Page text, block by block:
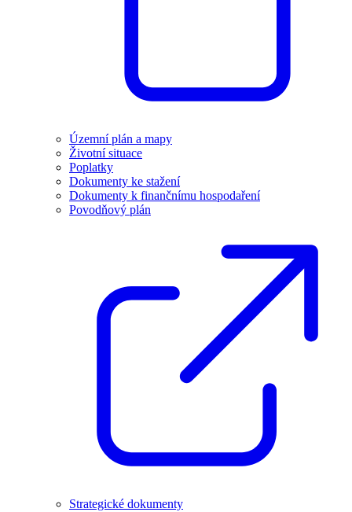
Územní plán a mapy
Životní situace
Poplatky
Dokumenty ke stažení
Dokumenty k finančnímu hospodaření
Povodňový plán
Strategické dokumenty